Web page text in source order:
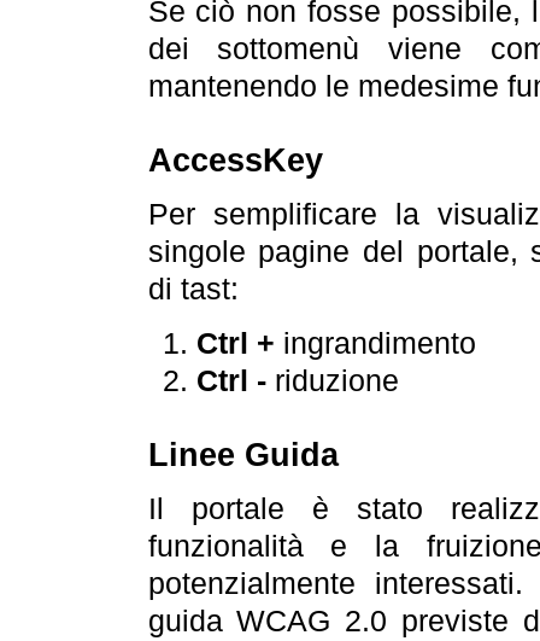
Se ciò non fosse possibile,
dei sottomenù viene
mantenendo le medesime
AccessKey
Per semplificare la
singole pagine del portale,
di tast:
Ctrl + ingrandimento
Ctrl -riduzione
Linee Guida
Il portale è stato
funzionalità e la
potenzialmente
guida WCAG 2.0 previste